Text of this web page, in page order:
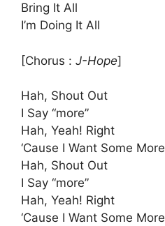
Bring It All
I’m Doing It All
[Chorus : ​ J-Hope]
Hah, Shout Out
I Say “more”
Hah, Yeah! Right
‘Cause I Want Some More
Hah, Shout Out
I Say “more”
Hah, Yeah! Right
‘Cause I Want Some More